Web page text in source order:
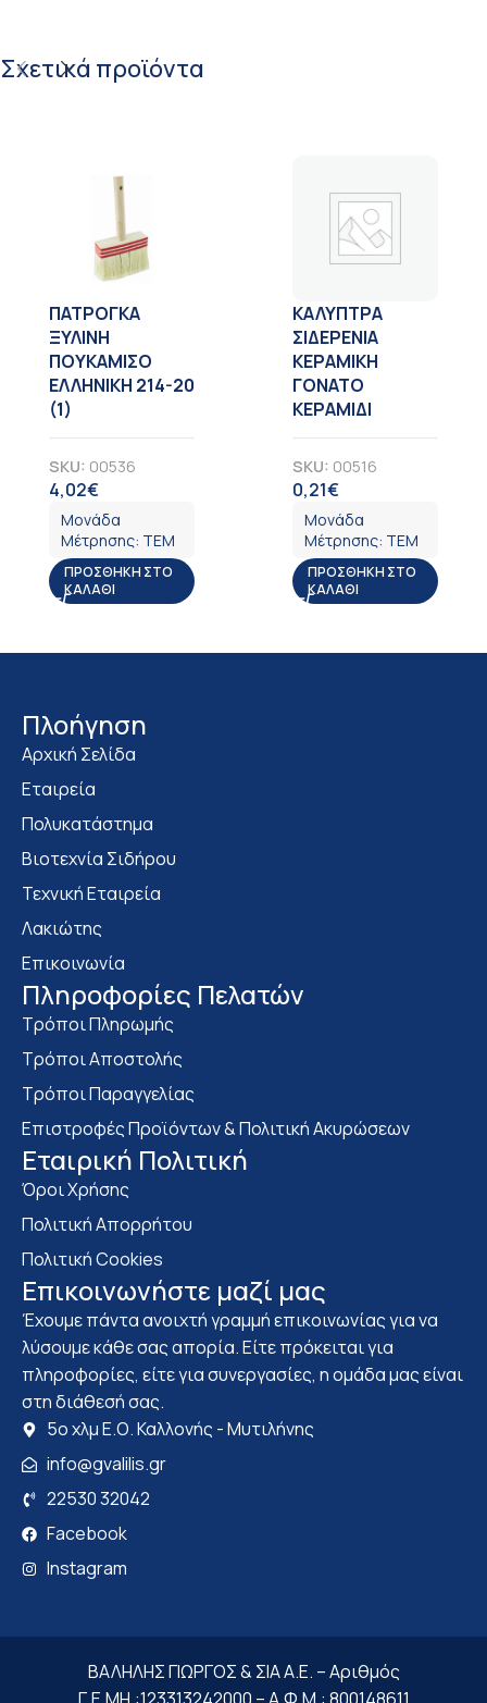
Σχετικά προϊόντα
ΠΑΤΡΟΓΚΑ
ΞΥΛΙΝΗ
ΠΟΥΚΑΜΙΣΟ
ΕΛΛΗΝΙΚΗ 214-20
(1)
SKU: 00536
4,02€
Μονάδα
Μέτρησης: ΤΕΜ
ΠΡΟΣΘΉΚΗ ΣΤΟ
ΚΑΛΆΘΙ
ΚΑΛΥΠΤΡΑ
ΣΙΔΕΡΕΝΙΑ
ΚΕΡΑΜΙΚΗ
ΓΟΝΑΤΟ
ΚΕΡΑΜΙΔΙ
SKU: 00516
0,21€
Μονάδα
Μέτρησης: ΤΕΜ
ΠΡΟΣΘΉΚΗ ΣΤΟ
ΚΑΛΆΘΙ
Πλοήγηση
Αρχική Σελίδα
Εταιρεία
Πολυκατάστημα
Bιοτεχνία Σιδήρου
Τεχνική Εταιρεία
Λακιώτης
Επικοινωνία
Πληροφορίες Πελατών
Τρόποι Πληρωμής
Τρόποι Αποστολής
Τρόποι Παραγγελίας
Επιστροφές Προϊόντων & Πολιτική Ακυρώσεων
Eταιρική Πολιτική
Όροι Χρήσης
Πολιτική Απορρήτου
Πολιτική Cookies
Επικοινωνήστε μαζί μας
Έχουμε πάντα ανοιχτή γραμμή επικοινωνίας για να
λύσουμε κάθε σας απορία. Είτε πρόκειται για
πληροφορίες, είτε για συνεργασίες, η ομάδα μας είναι
στη διάθεσή σας.
5ο χλμ Ε.Ο. Καλλονής - Μυτιλήνης
info@gvalilis.gr
22530 32042
Facebook
Instagram
ΒΑΛΗΛΗΣ ΓΙΩΡΓΟΣ & ΣΙΑ Α.Ε. – Αριθμός